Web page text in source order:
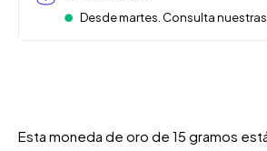
Desde martes. Consulta
Esta moneda de oro de 15 gramos